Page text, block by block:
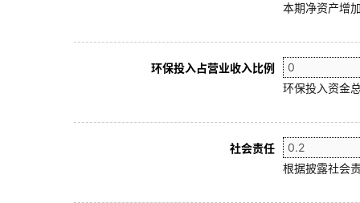
本期净资产增
环保投入占营业收入比例
环保投入资金
社会责任
根据披露社会